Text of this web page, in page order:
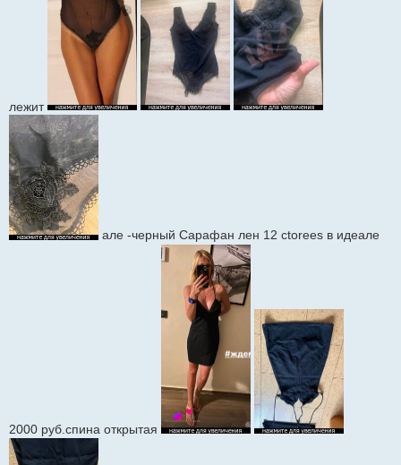
лежит
але -черный Сарафан лен 12 ctorees в идеале
2000 руб.спина открытая